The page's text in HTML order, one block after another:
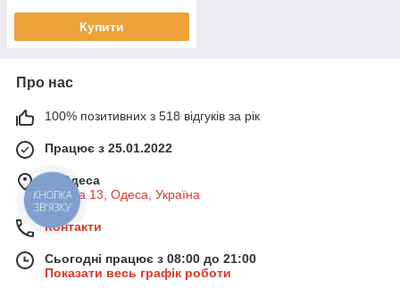
Купити
Про нас
100% позитивних з 518 відгуків за рік
Працює з 25.01.2022
м. Одеса
Базова 13, Одеса, Україна
Контакти
Сьогодні працює з 08:00 до 21:00
Показати весь графік роботи
КНОПКА
ЗВ'ЯЗКУ